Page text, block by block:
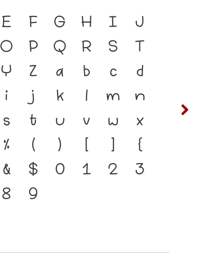
E F G H I
J
O P Q R S
T
Y Z a b c
d
i j k l m
n
s t u v w
x
% ( ) [ ]
{
& $ 0 1 2
3
8 9
อสำคัญที่ทำให้ความ
ด้ ภาษา คือ สะพาน
นชาติ จากอดีตสู่
อ เครื่องมือสำคัญที่
อยู่ได้ แบบตัวพิมพ์ที่
ารเปลี่ยนแปลง คือ
องสะพานที่เชื่อมตัวตน
บันสู่อนาคต
ห